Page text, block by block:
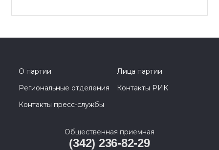
О партии
Лица партии
Региональные отделения
Контакты РИК
Контакты пресс-службы
Общественная приемная
(342) 236-82-29